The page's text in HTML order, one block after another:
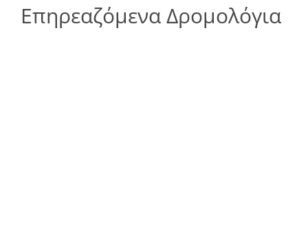
Επηρεαζόμενα Δρομολόγια